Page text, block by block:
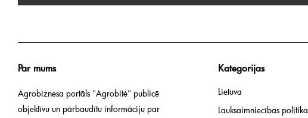
Par mums
Agrobiznesa portāls "Agrobitė" publicē
objektīvu un pārbaudītu informāciju par
Kategorijas
Lietuva
Lauksaimniecības politika